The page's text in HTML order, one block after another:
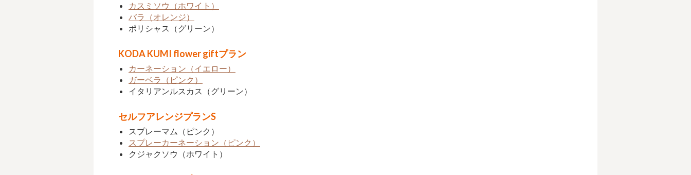
カスミソウ（ホワイト）
バラ（オレンジ）
ポリシャス（グリーン）
KODA KUMI flower giftプラン
カーネーション（イエロー）
ガーベラ（ピンク）
イタリアンルスカス（グリーン）
セルフアレンジプランS
スプレーマム（ピンク）
スプレーカーネーション（ピンク）
クジャクソウ（ホワイト）